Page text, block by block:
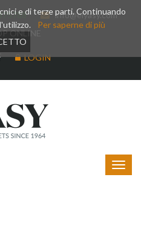
info@elyasy.com
ONLINE
LOGIN
e di terze parti. Continuando
Per saperne di più